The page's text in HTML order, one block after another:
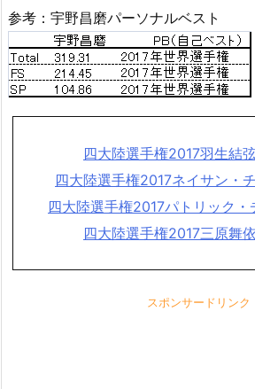
参考：宇野昌磨パーソナルベスト
四大陸選手権2017羽生結
四大陸選手権2017ネイサン・
四大陸選手権2017パトリック・
四大陸選手権2017三原舞
スポンサードリンク